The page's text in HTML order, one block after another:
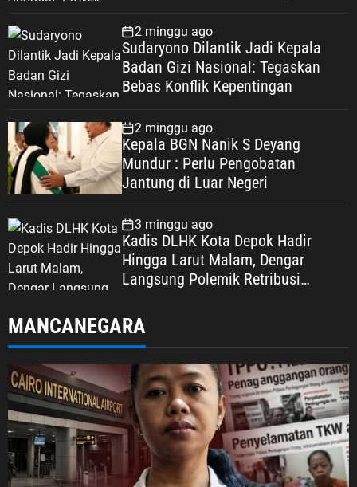
2 minggu ago
Sudaryono Dilantik Jadi Kepala
Badan Gizi Nasional: Tegaskan
Bebas Konflik Kepentingan
2 minggu ago
Kepala BGN Nanik S Deyang
Mundur : Perlu Pengobatan
Jantung di Luar Negeri
3 minggu ago
Kadis DLHK Kota Depok Hadir
Hingga Larut Malam, Dengar
Langsung Polemik Retribusi
MANCANEGARA